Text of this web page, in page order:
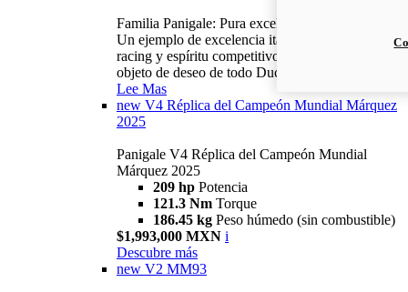
Familia Panigale: Pura excelencia italiana.
Un ejemplo de excelencia italiana, con ADN
racing y espíritu competitivo: la Panigale es el
objeto de deseo de todo Ducatista.
Lee Mas
new V4 Réplica del Campeón Mundial Márquez
2025
Panigale V4 Réplica del Campeón Mundial
Márquez 2025
209 hp Potencia
121.3 Nm Torque
186.45 kg Peso húmedo (sin combustible)
$1,993,000 MXN i
Descubre más
new V2 MM93